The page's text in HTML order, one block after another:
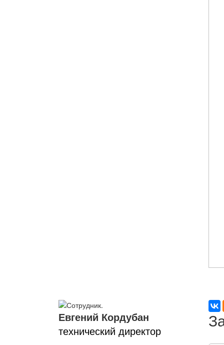
Евгений Кордубан
технический директор